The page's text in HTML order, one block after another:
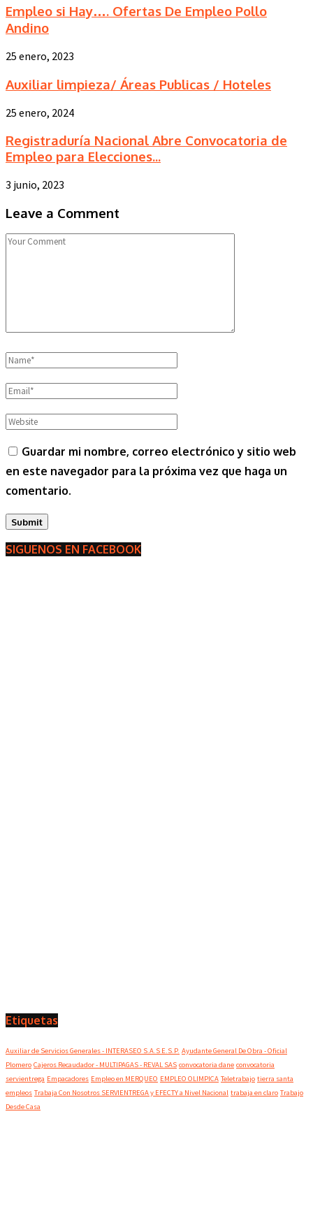
Empleo si Hay…. Ofertas De Empleo Pollo
Andino
25 enero, 2023
Auxiliar limpieza/ Áreas Publicas / Hoteles
25 enero, 2024
Registraduría Nacional Abre Convocatoria de
Empleo para Elecciones...
3 junio, 2023
Leave a Comment
Guardar mi nombre, correo electrónico y sitio web
en este navegador para la próxima vez que haga un
comentario.
SIGUENOS EN FACEBOOK
Etiquetas
Auxiliar de Servicios Generales - INTERASEO S.A.S E.S.P. Ayudante General De Obra - Oficial
Plomero Cajeros Recaudador - MULTIPAGAS - REVAL SAS convocatoria dane convocatoria
servientrega Empacadores Empleo en MERQUEO EMPLEO OLIMPICA Teletrabajo tierra santa
empleos Trabaja Con Nosotros SERVIENTREGA y EFECTY a Nivel Nacional trabaja en claro Trabajo
Desde Casa